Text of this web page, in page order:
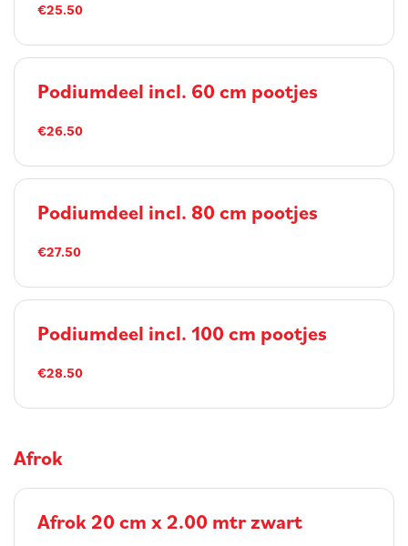
€25.50
Podiumdeel incl. 60 cm pootjes
€26.50
Podiumdeel incl. 80 cm pootjes
€27.50
Podiumdeel incl. 100 cm pootjes
€28.50
Afrok
Afrok 20 cm x 2.00 mtr zwart